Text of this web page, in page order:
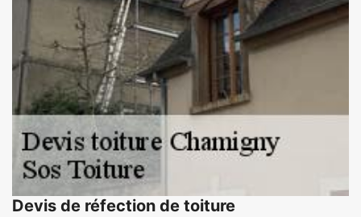
Devis de réfection de toiture